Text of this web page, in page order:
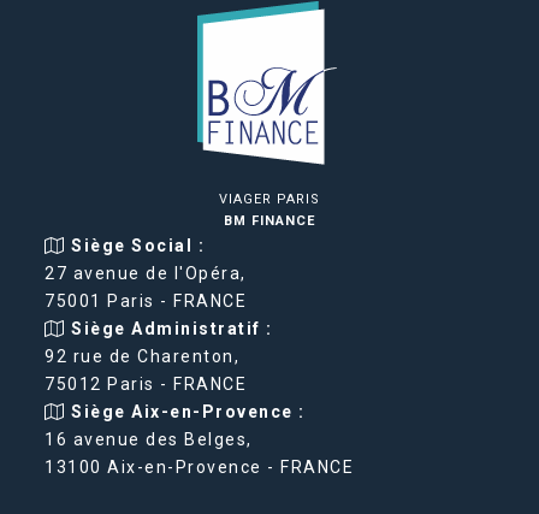
VIAGER PARIS
BM FINANCE
Siège Social :
27 avenue de l'Opéra,
75001 Paris - FRANCE
Siège Administratif :
92 rue de Charenton,
75012 Paris - FRANCE
Siège Aix-en-Provence :
16 avenue des Belges,
13100 Aix-en-Provence - FRANCE